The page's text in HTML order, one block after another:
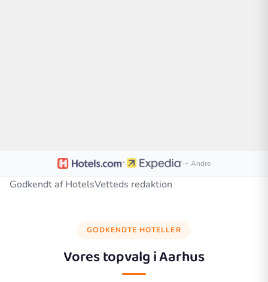
· ·+ Andre
Godkendt af HotelsVetteds redaktion
GODKENDTE HOTELLER
Vores topvalg iAarhus